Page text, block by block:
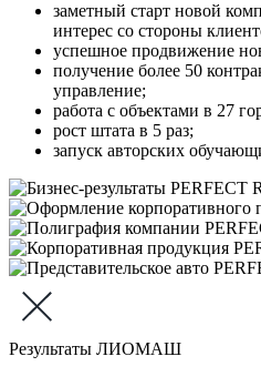
заметный старт новой
интерес со стороны
успешное продвижение
получение более 50
управление;
работа с объектами в 27
рост штата в 5 раз;
запуск авторских
Результаты ЛИОМАШ